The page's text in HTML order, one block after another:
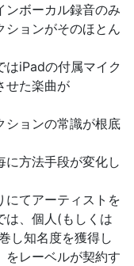
ンボーカル録音のみ
ションがそのほとん
はiPadの付属マイク
せた楽曲が
ションの常識が根底
に方法手段が変化し
にてアーティストを
は、個人(もしくは
し知名度を獲得し
をレーベルが契約す